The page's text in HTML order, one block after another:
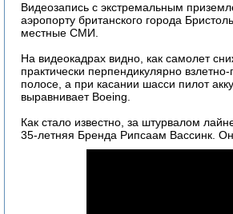
Видеозапись с экстремальным
аэропорту британского города
местные СМИ.
На видеокадрах видно, как самолет
практически перпендикулярно
полосе, а при касании шасси пилот
выравнивает Boeing.
Как стало известно, за штурвалом
35-летняя Бренда Рипсаам Вассинк.